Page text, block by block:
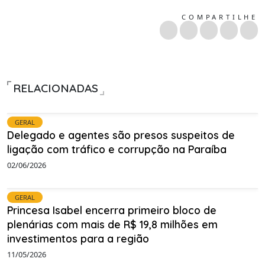
COMPARTILHE
RELACIONADAS
GERAL
Delegado e agentes são presos suspeitos de
ligação com tráfico e corrupção na Paraíba
02/06/2026
GERAL
Princesa Isabel encerra primeiro bloco de
plenárias com mais de R$ 19,8 milhões em
investimentos para a região
11/05/2026